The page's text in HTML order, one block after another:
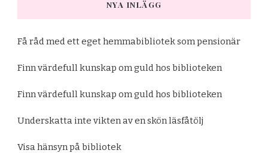
NYA INLÄGG
Få råd med ett eget hemmabibliotek som pensionär
Finn värdefull kunskap om guld hos biblioteken
Finn värdefull kunskap om guld hos biblioteken
Underskatta inte vikten av en skön läsfåtölj
Visa hänsyn på bibliotek